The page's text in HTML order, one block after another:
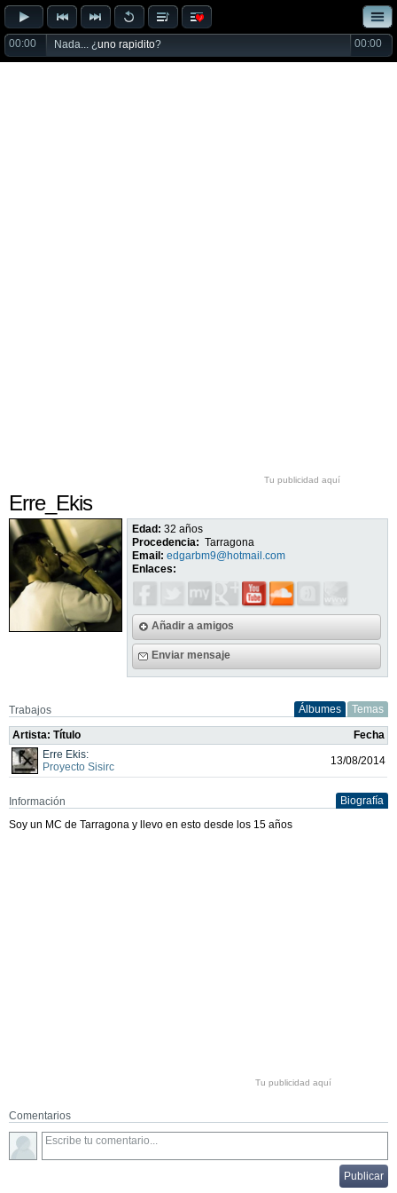
00:00 Nada... ¿uno rapidito? 00:00
Tu publicidad aquí
Erre_Ekis
Edad: 32 años
Procedencia: Tarragona
Email: edgarbm9@hotmail.com
Enlaces:
Añadir a amigos
Enviar mensaje
Trabajos Álbumes Temas
Artista: Título
Fecha
Erre Ekis:
Proyecto Sisirc
13/08/2014
Información
Biografía
Soy un MC de Tarragona y llevo en esto desde los 15 años
Tu publicidad aquí
Comentarios